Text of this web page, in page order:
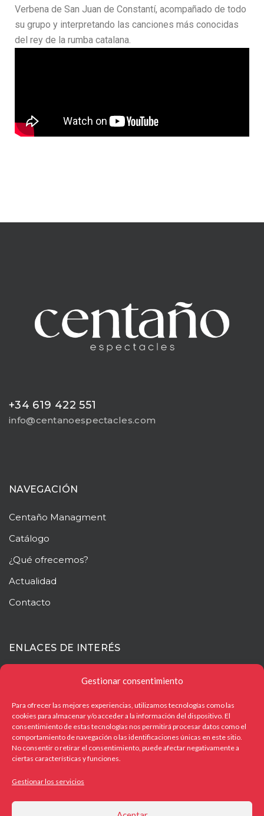
Gestionar consentimiento
Para ofrecer las mejores experiencias, utilizamos tecnologías como las
cookies para almacenar y/o acceder a la información del dispositivo. El
consentimiento de estas tecnologías nos permitirá procesar datos como el
comportamiento de navegación o las identificaciones únicas en este sitio.
No consentir o retirar el consentimiento, puede afectar negativamente a
ciertas características y funciones.
Gestionar los servicios
Verbena de San Juan de Constantí, acompañado de todo
su grupo y interpretando las canciones más conocidas
del rey de la rumba catalana.
+34 619 422 551
info@centanoespectacles.com
NAVEGACIÓN
Centaño Managment
Catálogo
¿Qué ofrecemos?
Actualidad
Contacto
ENLACES DE INTERÉS
Política de privacidad
Política de cookies
OTROS ENLACES